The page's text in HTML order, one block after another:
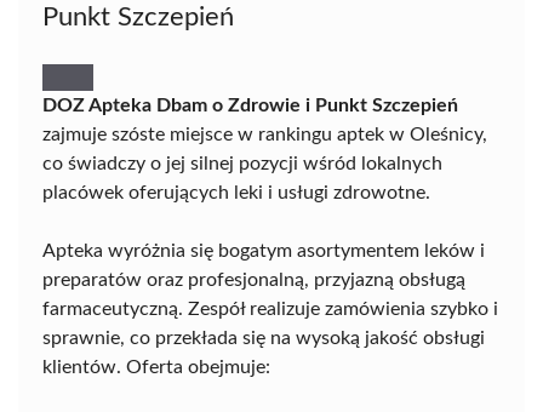
Punkt Szczepień
DOZ Apteka Dbam o Zdrowie i Punkt Szczepień
zajmuje szóste miejsce w rankingu aptek w Oleśnicy,
co świadczy o jej silnej pozycji wśród lokalnych
placówek oferujących leki i usługi zdrowotne.
Apteka wyróżnia się bogatym asortymentem leków i
preparatów oraz profesjonalną, przyjazną obsługą
farmaceutyczną. Zespół realizuje zamówienia szybko i
sprawnie, co przekłada się na wysoką jakość obsługi
klientów. Oferta obejmuje: